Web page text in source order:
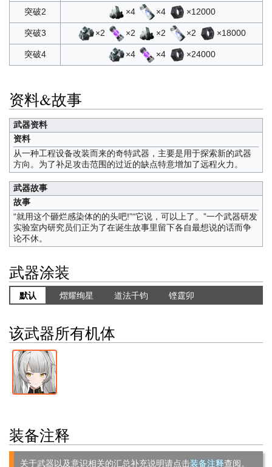
突破2 ×4 ×4 ×12000
突破3 ×2 ×2 ×2 ×2 ×18000
突破4 ×4 ×4 ×24000
资料&故事
武器资料
资料
从一种工程设备改装而来的奇特武器，主要是用于探索新的武器
方向。为了补足攻击范围的过近的缺点特意增加了远程火力。
武器故事
故事
“就用这个砸烂感染体的的头吧!”“它说，可以上了。”一个武器研发
实验室内研究员们正为了在诞生故事里留下各自最想说的话而争
论不休。
武器涂装
默认 熠耀绚星 道法千钧 铿霆卯
该武器所有机体
装备注释
关于武器以及意识相关的汇总补充说明请点击装备注释查阅。